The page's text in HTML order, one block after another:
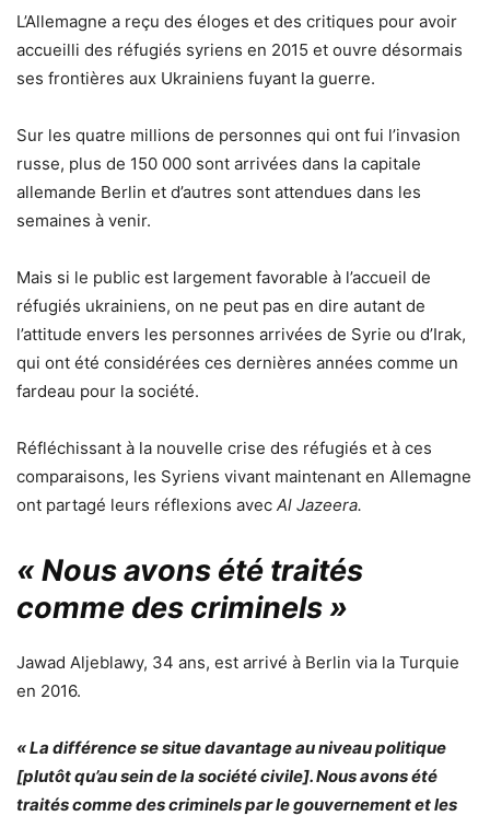
L’Allemagne a reçu des éloges et des critiques pour avoir
accueilli des réfugiés syriens en 2015 et ouvre désormais
ses frontières aux Ukrainiens fuyant la guerre.
Sur les quatre millions de personnes qui ont fui l’invasion
russe, plus de 150 000 sont arrivées dans la capitale
allemande Berlin et d’autres sont attendues dans les
semaines à venir.
Mais si le public est largement favorable à l’accueil de
réfugiés ukrainiens, on ne peut pas en dire autant de
l’attitude envers les personnes arrivées de Syrie ou d’Irak,
qui ont été considérées ces dernières années comme un
fardeau pour la société.
Réfléchissant à la nouvelle crise des réfugiés et à ces
comparaisons, les Syriens vivant maintenant en Allemagne
ont partagé leurs réflexions avec Al Jazeera.
« Nous avons été traités
comme des criminels »
Jawad Aljeblawy, 34 ans, est arrivé à Berlin via la Turquie
en 2016.
« La différence se situe davantage au niveau politique
[plutôt qu’au sein de la société civile]. Nous avons été
traités comme des criminels par le gouvernement et les